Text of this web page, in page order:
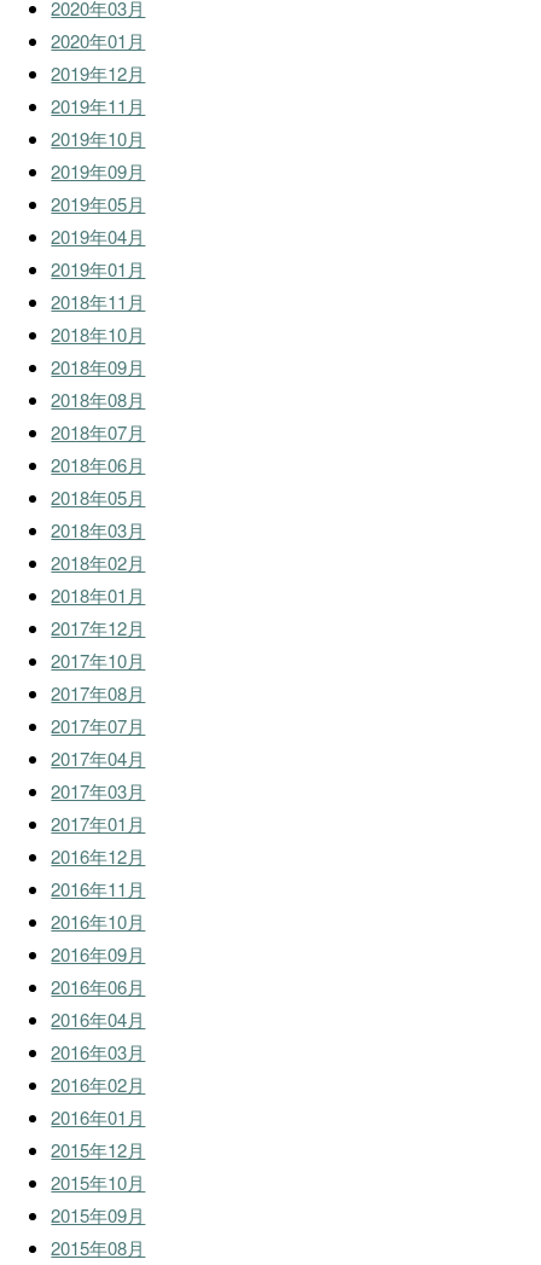
2020年03月
2020年01月
2019年12月
2019年11月
2019年10月
2019年09月
2019年05月
2019年04月
2019年01月
2018年11月
2018年10月
2018年09月
2018年08月
2018年07月
2018年06月
2018年05月
2018年03月
2018年02月
2018年01月
2017年12月
2017年10月
2017年08月
2017年07月
2017年04月
2017年03月
2017年01月
2016年12月
2016年11月
2016年10月
2016年09月
2016年06月
2016年04月
2016年03月
2016年02月
2016年01月
2015年12月
2015年10月
2015年09月
2015年08月